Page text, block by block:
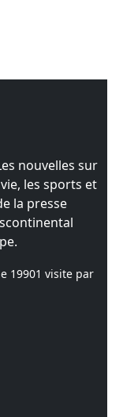
nouvelles sur
les sports et
la presse
19901 visite par